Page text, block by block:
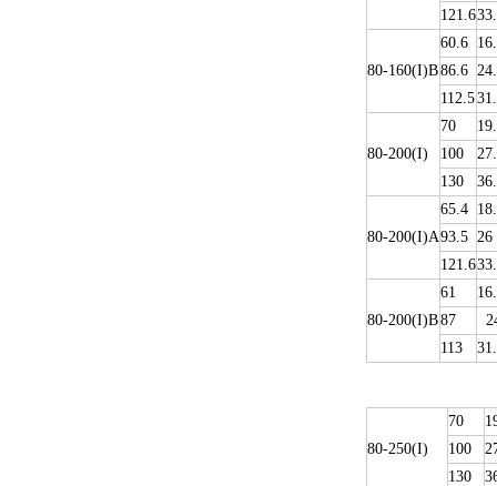
121.6
80-160(I)B
60.6
86.6
112.5
80-200(I)
70
100
130
80-200(I)A
65.4
93.5 26
121.6
80-200(I)B
61
87
113
80-250(I)
70
100
130